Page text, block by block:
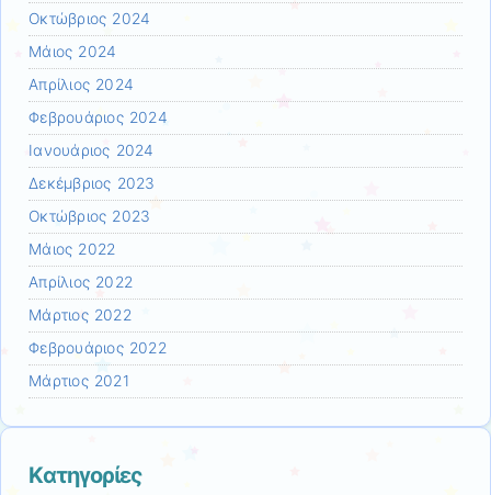
Οκτώβριος 2024
Μάιος 2024
Απρίλιος 2024
Φεβρουάριος 2024
Ιανουάριος 2024
Δεκέμβριος 2023
Οκτώβριος 2023
Μάιος 2022
Απρίλιος 2022
Μάρτιος 2022
Φεβρουάριος 2022
Μάρτιος 2021
Kατηγορίες